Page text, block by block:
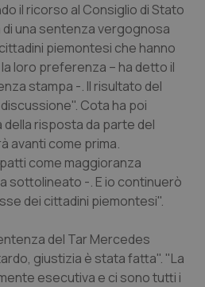
di Bolzano
di Trento
il ricorso al Consiglio di Stato
una sentenza vergognosa
piemontesi che hanno
loro preferenza – ha detto il
stampa -. Il risultato del
Cota ha poi
risposta da parte del
avanti come prima.
come maggioranza
sottolineato -. E io continuerò
dei cittadini piemontesi".
del Tar Mercedes
giustizia è stata fatta". "La
esecutiva e ci sono tutti i